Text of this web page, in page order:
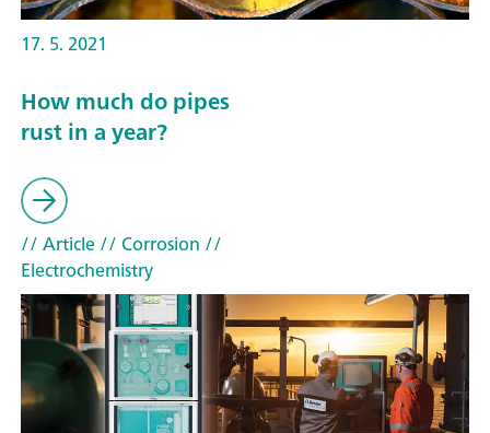
17. 5. 2021
How much do pipes
rust in a year?
// Article// Corrosion //
Electrochemistry